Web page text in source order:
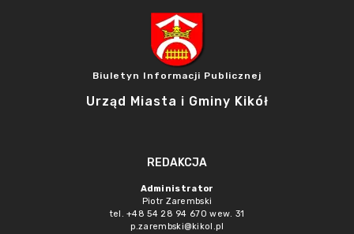
Biuletyn Informacji Publicznej
Urząd Miasta i Gminy Kikół
REDAKCJA
Administrator
Piotr Zarembski
tel. +48 54 28 94 670 wew. 31
p.zarembski@kikol.pl